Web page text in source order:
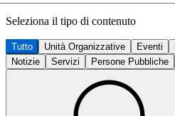
Seleziona il tipo di contenuto
Tutto Unità Organizzative Eventi
Notizie
Servizi Persone Pubbliche